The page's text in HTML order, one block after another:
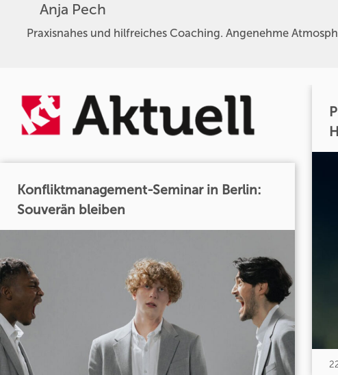
Anja Pech
Praxisnahes und hilfreiches Coaching. Angenehme
Konfliktmanagement-Seminar in Berlin:
Souverän bleiben